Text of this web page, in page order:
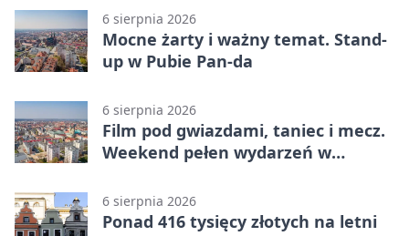
6 sierpnia 2026
Mocne żarty i ważny temat. Stand-
up w Pubie Pan-da
6 sierpnia 2026
Film pod gwiazdami, taniec i mecz.
Weekend pełen wydarzeń w
6 sierpnia 2026
Ponad 416 tysięcy złotych na letni